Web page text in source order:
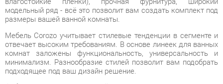
Мебель Corozo учитывает стилевые тенденции в сегменте и
отвечает высоким требованиям. В основе линеек для ванных
комнат заложены функциональность, универсальность и
минимализм. Разнообразие стилей позволит вам подобрать
подходящее под ваш дизайн решение.
Фабрика предлагает полный спектр изделия для ванных
комнат от зеркал до корзин для белья. В
дизайне присутствуют два направления: классический и